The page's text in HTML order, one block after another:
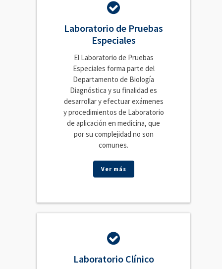
Laboratorio de Pruebas
Especiales
El Laboratorio de Pruebas
Especiales forma parte del
Departamento de Biología
Diagnóstica y su finalidad es
desarrollar y efectuar exámenes
y procedimientos de Laboratorio
de aplicación en medicina, que
por su complejidad no son
comunes.
Ver más
Laboratorio Clínico